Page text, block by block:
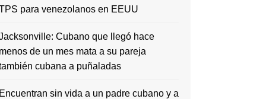
para venezolanos en EEUU
Cubano que llegó hace
menos de un mes mata a su pareja
cubana a puñaladas
Encuentran sin vida a un padre cubano y a